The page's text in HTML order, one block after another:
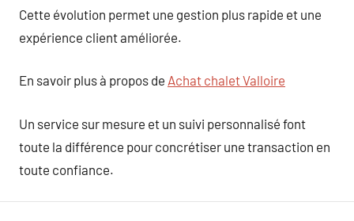
Cette évolution permet une gestion plus rapide et une
expérience client améliorée.
En savoir plus à propos de Achat chalet Valloire
Un service sur mesure et un suivi personnalisé font
toute la différence pour concrétiser une transaction en
toute confiance.